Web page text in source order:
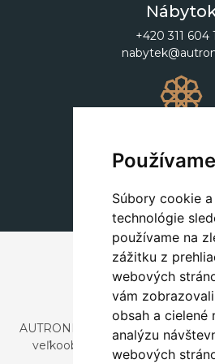
Súbory cookie
technológie
používame na
zážitku z
webových
vám
obsah a cielené
analýzu
webových
+420 311 604
+420 311 604
AUTRONIC, s.r.o. je spoločnosť
veľkoobchodným predajom